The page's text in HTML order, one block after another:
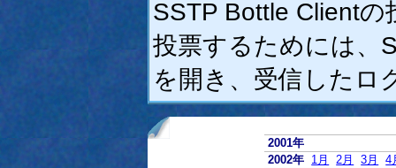
SSTP Bottle Client
投票するためには、
を開き、受信したロ
2001年
2002年 1月 2月 3月
4